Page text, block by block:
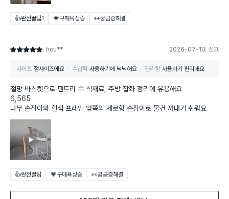
👍완전꿀팁1 💗구매욕상승 👀궁금증해결
별점 5점 hou** 2026-07-10 신고
사이즈 정사이즈에요 수납력 사용하기에 넉넉해요 편리함 사용하기 편리해요
철망 바스켓으로 팬트리 속 식재료, 주방 잡화 정리에 유용해요
6,565
나무 손잡이와 흰색 프레임 앞쪽의 세로형 손잡이로 물건 꺼내기 쉬워요
👍완전꿀팁 💗구매욕상승 👀궁금증해결